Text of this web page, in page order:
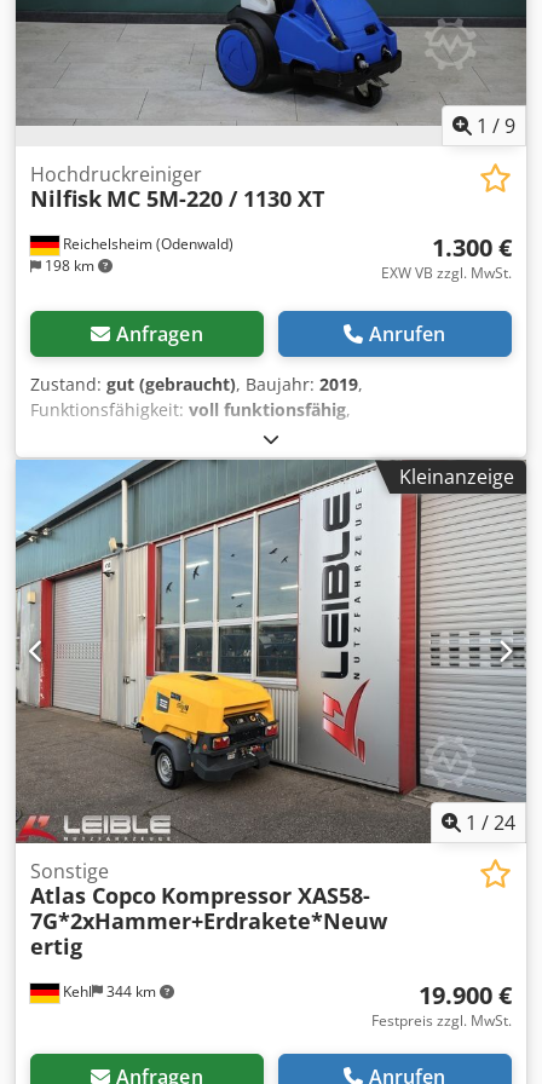
gleicher Stelle positioniert. Technische Daten: Druck: max.
165 bar Reinigungswirkung: 3,0 Max. Zulauftemperatur: 60
Grad Gewicht: 38 Kg Dkodpfx Adjzl Tu Aerjr
1 /9
Reichelsheim (Odenwald)
198 km
Hochdruckreiniger
Nilfisk MC 5M-220 / 1130 XT
1.300 €
EXW VB zzgl. MwSt.
Anfragen Anrufen
Zustand: gut (gebraucht), Baujahr: 2019,
Funktionsfähigkeit: voll funktionsfähig,
Maschinen-/Fahrzeugnummer:
Betriebsdruck:220 bar, Eingangsspannung:400 V,
Gesamtgewicht:
, Der Nilfisk MC 5M ist mit einer
Schlauchtrommel und einer neuen Rotordüse
ausgestattet. Über ein Einstellrad am Hochdruckreiniger
kann der Wasserdruck eingestellt werden. Er ist äußerst
wendig, sodass er auch mobil im Arbeitsalltag eingesetzt
werden kann. Technische Daten: Djdpeuwlxfjfx Adrokr
Druck: 220 bar Reinigungswirkung: 6,2 Max.
Zulauftemperatur: 60 Grad Abmessung: 890x570x1020
(Länge x Breite x Höhe ) in mm Gewicht: 85
Kleinanzeige
1 /24
Kehl 344 km
Sonstige
Atlas Copco Kompressor XAS58-
7G*2xHammer+Erdrakete*Neuw
ertig
19.900 €
Festpreis zzgl. MwSt.
Anfragen Anrufen